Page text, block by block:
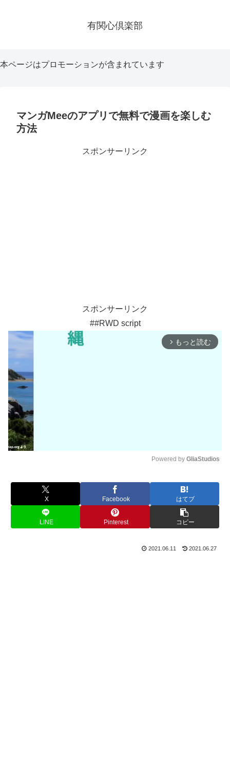
有関心倶楽部
本ページはプロモーションが含まれています
マンガMeeのアプリで無料で漫画を楽しむ
方法
スポンサーリンク
スポンサーリンク
##RWD script
arrow_forward_ios もっと読む
u
t
e
Powered by GliaStudios
X Facebook はてブ
LINE Pinterest コピー
2021.06.11 2021.06.27